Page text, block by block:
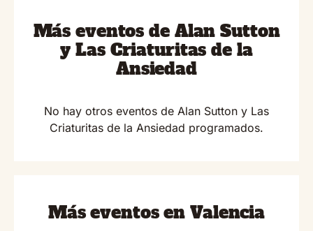
Más eventos de Alan Sutton
y Las Criaturitas de la
Ansiedad
No hay otros eventos de Alan Sutton y Las
Criaturitas de la Ansiedad programados.
Más eventos en Valencia